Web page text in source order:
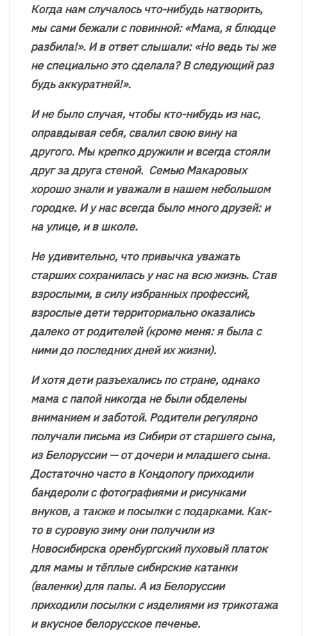
Когда нам случалось что-нибудь натворить,
мы сами бежали с повинной: «Мама, я блюдце
разбила!». И в ответ слышали: «Но ведь ты же
не специально это сделала? В следующий раз
будь аккуратней!».
И не было случая, чтобы кто-нибудь из нас,
оправдывая себя, свалил свою вину на
другого. Мы крепко дружили и всегда стояли
друг за друга стеной. Семью Макаровых
хорошо знали и уважали в нашем небольшом
городке. И у нас всегда было много друзей: и
на улице, и в школе.
Не удивительно, что привычка уважать
старших сохранилась у нас на всю жизнь. Став
взрослыми, в силу избранных профессий,
взрослые дети территориально оказались
далеко от родителей (кроме меня: я была с
ними до последних дней их жизни).
И хотя дети разъехались по стране, однако
мама с папой никогда не были обделены
вниманием и заботой. Родители регулярно
получали письма из Сибири от старшего сына,
из Белоруссии — от дочери и младшего сына.
Достаточно часто в Кондопогу приходили
бандероли с фотографиями и рисунками
внуков, а также и посылки с подарками. Как-
то в суровую зиму они получили из
Новосибирска оренбургский пуховый платок
для мамы и тёплые сибирские катанки
(валенки) для папы. А из Белоруссии
приходили посылки с изделиями из трикотажа
и вкусное белорусское печенье.